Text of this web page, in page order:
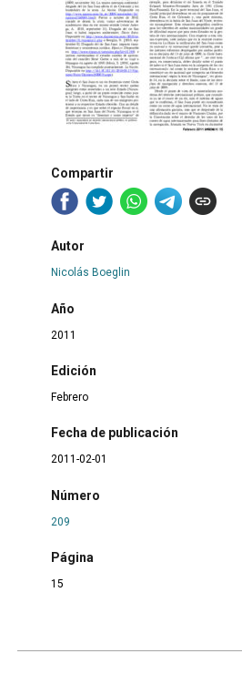
Compartir
Autor
Nicolás Boeglin
Año
2011
Edición
Febrero
Fecha de publicación
2011-02-01
Número
209
Página
15